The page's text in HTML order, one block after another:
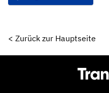
< Zurück zur Hauptseite